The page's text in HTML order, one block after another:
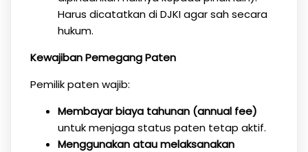
Harus dicatatkan di DJKI agar sah secara
hukum.
Kewajiban Pemegang Paten
Pemilik paten wajib:
Membayar biaya tahunan (annual fee)
untuk menjaga status paten tetap aktif.
Menggunakan atau melaksanakan